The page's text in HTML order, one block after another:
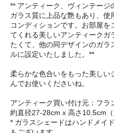
** アンティーク、ヴィンテー
ガラス質に上品な艶もあり、
コンディションです。お部屋
てくれる美しいアンティークガ
たくて、他の同デザインのガ
ルに設定いたしました。**
柔らかな色合いをもった美しい
んでお使いくださいね。
アンティーク買い付け元：フラ
約直径27-28cm x 高さ10.5cm
* ガラスシェードはハンドメイ